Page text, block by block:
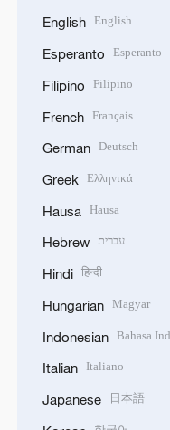
English English
Esperanto Esperanto
Filipino Filipino
French Français
German Deutsch
Greek Ελληνικά
Hausa Hausa
Hebrew עברית
Hindi हिन्दी
Hungarian Magyar
Indonesian Bahasa
Italian Italiano
Japanese 日本語